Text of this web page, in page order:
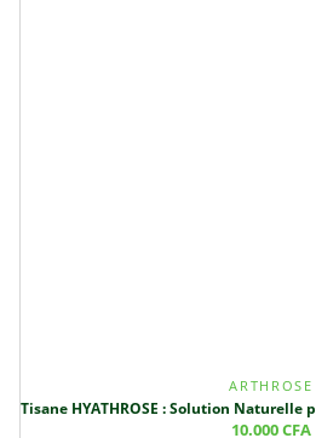
ARTHROSE
10.000CFA